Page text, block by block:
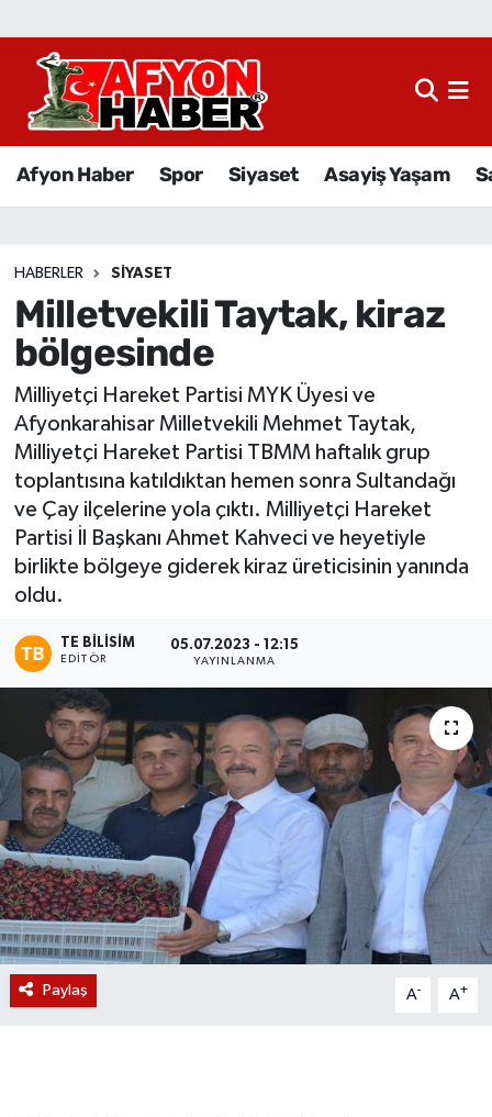
Afyon Haber Spor Siyaset Asayiş Yaşam
HABERLER SIYASET
Milletvekili Taytak, kiraz
bölgesinde
Milliyetçi Hareket Partisi MYK Üyesi ve
Afyonkarahisar Milletvekili Mehmet Taytak,
Milliyetçi Hareket Partisi TBMM haftalık grup
toplantısına katıldıktan hemen sonra Sultandağı
ve Çay ilçelerine yola çıktı. Milliyetçi Hareket
Partisi İl Başkanı Ahmet Kahveci ve heyetiyle
birlikte bölgeye giderek kiraz üreticisinin yanında
oldu.
TE BILISIM
EDITÖR
05.07.2023 - 12:15
YAYINLANMA
Paylaş A- A+
Afyon Haber
Sağlık
Eğitim
Sivil Toplum
Ekonomi
Magazin